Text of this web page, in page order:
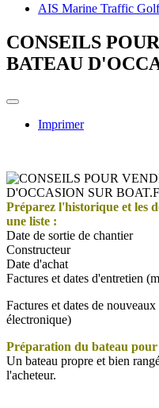
AIS Marine Traffic
CONSEILS
BATEAU
Imprimer
Préparez l'historique et les
une liste :
Date de sortie de chantier
Constructeur
Date d'achat
Factures et dates d'entretien
Factures et dates de
électronique)
Préparation du bateau pour
Un bateau propre et bien
l'acheteur.